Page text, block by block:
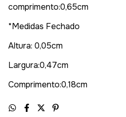
comprimento:0,65cm
*Medidas Fechado
Altura: 0,05cm
Largura:0,47cm
Comprimento:0,18cm